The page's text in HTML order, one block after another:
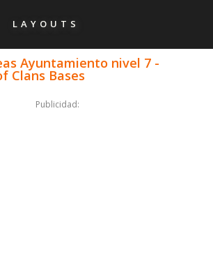
LAYOUTS
Ayuntamiento nivel 7 -
Clans Bases
Publicidad: